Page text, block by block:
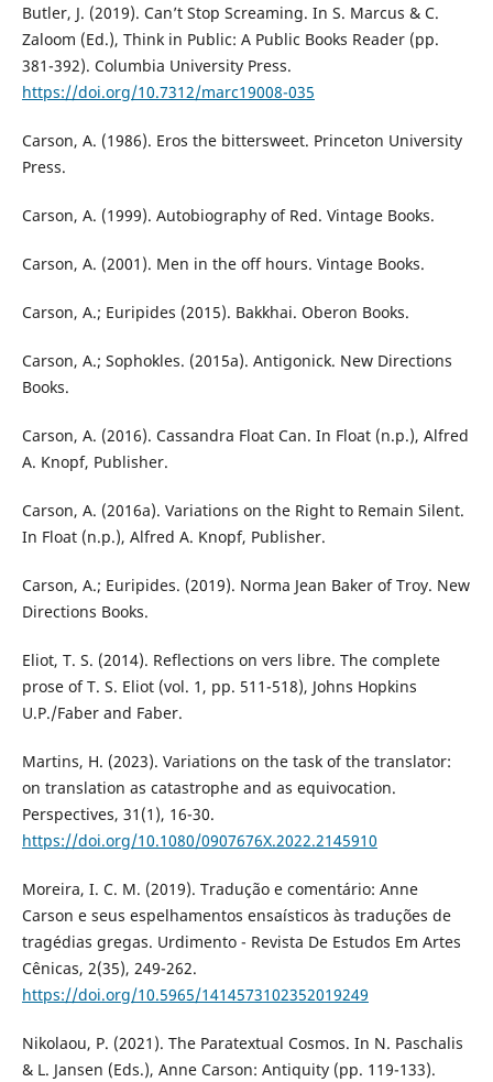
Butler, J. (2019). Can’t Stop Screaming. In S. Marcus & C.
Zaloom (Ed.), Think in Public: A Public Books Reader (pp.
381-392). Columbia University Press.
https://doi.org/10.7312/marc19008-035
Carson, A. (1986). Eros the bittersweet. Princeton University
Press.
Carson, A. (1999). Autobiography of Red. Vintage Books.
Carson, A. (2001). Men in the off hours. Vintage Books.
Carson, A.; Euripides (2015). Bakkhai. Oberon Books.
Carson, A.; Sophokles. (2015a). Antigonick. New Directions
Books.
Carson, A. (2016). Cassandra Float Can. In Float (n.p.), Alfred
A. Knopf, Publisher.
Carson, A. (2016a). Variations on the Right to Remain Silent.
In Float (n.p.), Alfred A. Knopf, Publisher.
Carson, A.; Euripides. (2019). Norma Jean Baker of Troy. New
Directions Books.
Eliot, T. S. (2014). Reflections on vers libre. The complete
prose of T. S. Eliot (vol. 1, pp. 511-518), Johns Hopkins
U.P./Faber and Faber.
Martins, H. (2023). Variations on the task of the translator:
on translation as catastrophe and as equivocation.
Perspectives, 31(1), 16-30.
https://doi.org/10.1080/0907676X.2022.2145910
Moreira, I. C. M. (2019). Tradução e comentário: Anne
Carson e seus espelhamentos ensaísticos às traduções de
tragédias gregas. Urdimento - Revista De Estudos Em Artes
Cênicas, 2(35), 249-262.
https://doi.org/10.5965/1414573102352019249
Nikolaou, P. (2021). The Paratextual Cosmos. In N. Paschalis
& L. Jansen (Eds.), Anne Carson: Antiquity (pp. 119-133).